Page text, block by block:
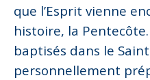
que l’Esprit vienne
histoire, la
baptisés dans le
personnellement